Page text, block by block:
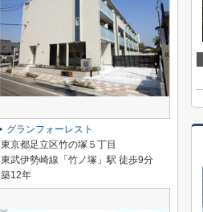
グランフォーレスト
東京都足立区竹の塚５丁目
東武伊勢崎線「竹ノ塚」駅 徒歩9分
築12年